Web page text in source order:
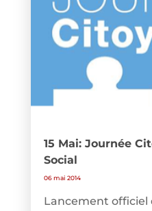
15 Mai: Journée
Social
06 mai 2014
Lancement officiel